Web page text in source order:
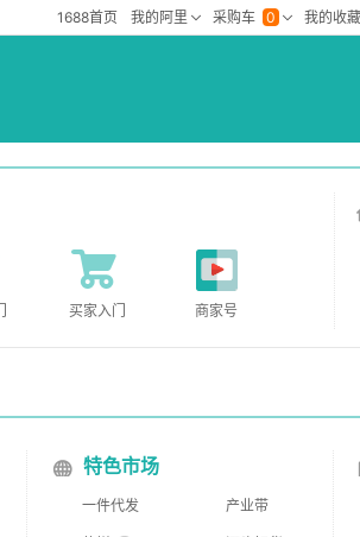
买家入门 商家号
特色市场
一件代发 产业带